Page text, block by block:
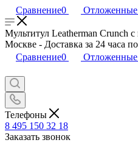
Сравнение0 Отложенные
Мультитул Leatherman Crunch
Москве - Доставка за 24 часа
Сравнение0 Отложенные
Телефоны
8 495 150 32 18
Заказать звонок